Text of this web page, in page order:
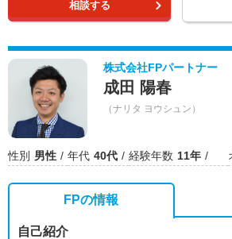
相談する
株式会社FPパートナー
成田 陽春
（ナリタ ヨウシュン）
性別 男性 年代 40代 経験年数 11年
FPの情報
自己紹介